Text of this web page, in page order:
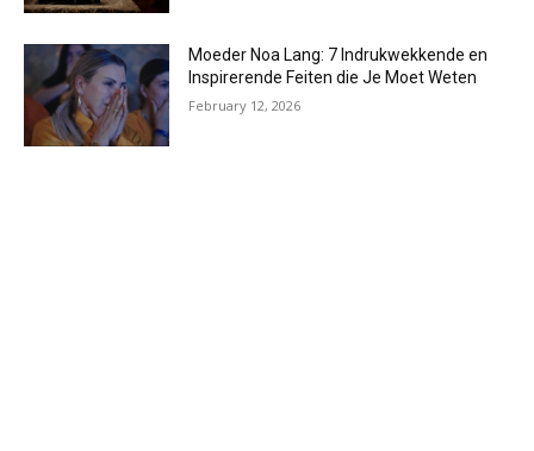
Moeder Noa Lang: 7 Indrukwekkende en
Inspirerende Feiten die Je Moet Weten
February 12, 2026